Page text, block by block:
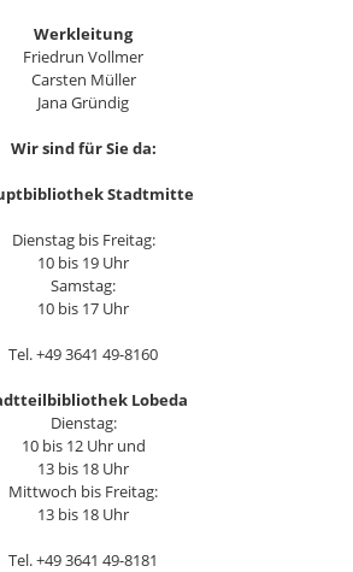
Werkleitung
Friedrun Vollmer
Carsten Müller
Jana Gründig
Wir sind für Sie da:
Stadtmitte
Dienstag bis Freitag:
10 bis 19 Uhr
Samstag:
10 bis 17 Uhr
Tel. +49 3641 49-8160
Lobeda
Dienstag:
10 bis 12 Uhr und
13 bis 18 Uhr
Mittwoch bis Freitag:
13 bis 18 Uhr
Tel. +49 3641 49-8181